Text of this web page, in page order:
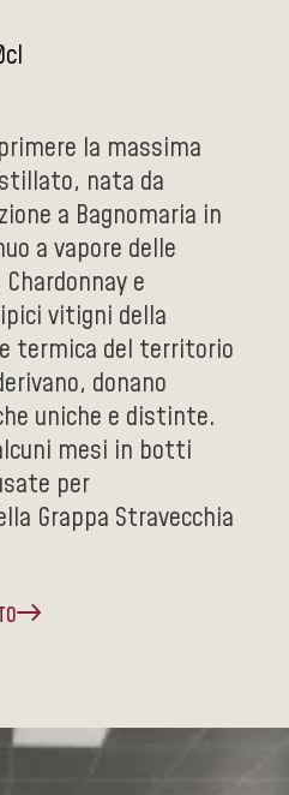
la massima
nata da
a Bagnomaria in
a vapore delle
e
vitigni della
termica del territorio
donano
uniche e distinte.
mesi in botti
per
Grappa Stravecchia